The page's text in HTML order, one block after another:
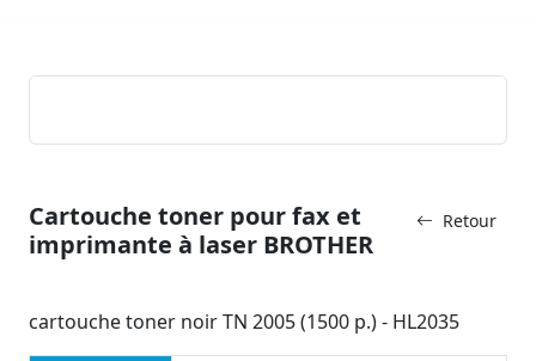
Retour
Cartouche toner pour fax et
imprimante à laser BROTHER
cartouche toner noir TN 2005 (1500 p.) - HL2035